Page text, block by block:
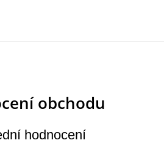
hodnocení